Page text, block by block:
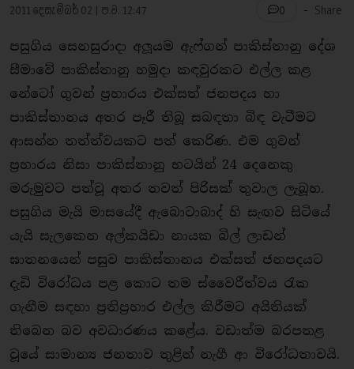
2011 දෙසැම්බර් 02 | ප.ව. 12:47 0 - Share
පසුගිය සෙනසුරාදා අලූයම ඇෆ්ගන් පාකිස්තානු දේශ
සීමාවේ පාකිස්තානු හමුදා කඳවුරකට එල්ල කළ
නේටෝ ගුවන් ප‍්‍රහාරය එක්සත් ජනපදය හා
පාකිස්තානය අතර පෑරී තිබූ සබඳතා බිඳ වැටීමට
ආසන්න තත්ත්වයකට පත් කෙරිණ. එම ගුවන්
ප‍්‍රහාරය නිසා පාකිස්තානු භටයින් 24 දෙනෙකු
මරුමුවට පත්වූ අතර තවත් පිරිසක් තුවාල ලැබූහ.
පසුගිය මැයි මාසයේදී ඇබොටාබාද් හි සැඟව සිටියේ
යැයි සැලකෙන අල්කයිඩා නායක බිල් ලාඩන්
ඝාතනයෙන් පසුව පාකිස්තානය එක්සත් ජනපදයට
දැඩි විරෝධය පළ කොට තම ස්වෛරීත්වය රැක
ගැනීම සඳහා ප‍්‍රතිප‍්‍රහාර එල්ල කිරීමට අයිතියක්
තිබෙන බව අවධාරණය කළේය. වඩාත්ම බරපතළ
වූයේ සාමාන්‍ය ජනතාව තුළින් නැගී ආ විරෝධතාවයි.